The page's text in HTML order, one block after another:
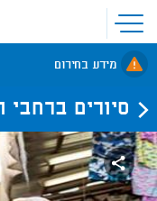
פתיחת
תפריט
אתר
מידע בחירום
סיורים